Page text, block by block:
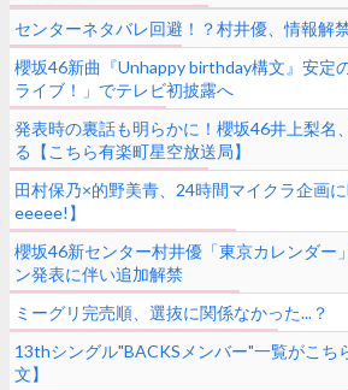
センターネタバレ回避！？村井優、情報解
櫻坂46新曲『Unhappy birthday構文』安定
ライブ！」でテレビ初披露へ
発表時の裏話も明らかに！櫻坂46井上梨名
る【こちら有楽町星空放送局】
田村保乃×的野美青、24時間マイクラ企画
eeeee!】
櫻坂46新センター村井優「東京カレンダー
ン発表に伴い追加解禁
ミーグリ完売順、選抜に関係なかった...？
13thシングル"BACKSメンバー"一覧がこち
文】